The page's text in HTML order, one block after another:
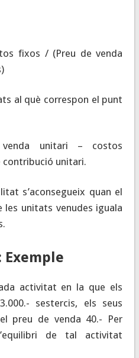
fixos / (Preu de venda
al què correspon el punt
venda unitari – costos
contribució unitari.
s’aconsegueix quan el
unitats venudes iguala
Exemple
activitat en la que els
sestercis, els seus
preu de venda 40.- Per
de tal activitat